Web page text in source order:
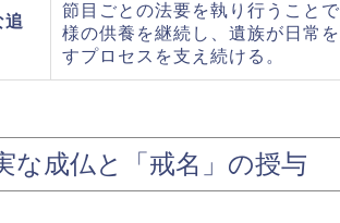
追
節目ごとの法要を執り行うことで
様の供養を継続し、遺族が日常
すプロセスを支え続ける。
な成仏と「戒名」の授与